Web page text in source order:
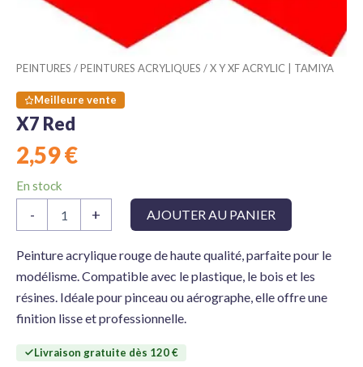
PEINTURES /PEINTURES ACRYLIQUES /X Y XF ACRYLIC | TAMIYA
Meilleure vente
X7 Red
2,59€
En stock
-
Red
+ AJOUTER AU PANIER
Peinture acrylique rouge de haute qualité, parfaite pour le
modélisme. Compatible avec le plastique, le bois et les
résines. Idéale pour pinceau ou aérographe, elle offre une
finition lisse et professionnelle.
Livraison gratuite dès 120 €